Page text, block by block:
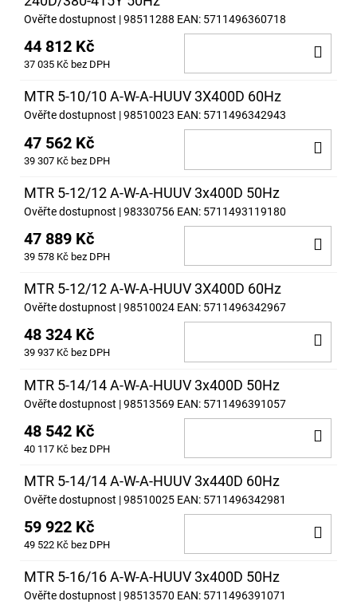
Ověřte dostupnost | 98511288 EAN: 5711496360718
44 812 Kč
37 035 Kč bez DPH
MTR 5-10/10 A-W-A-HUUV 3X400D 60Hz
Ověřte dostupnost | 98510023 EAN: 5711496342943
47 562 Kč
39 307 Kč bez DPH
MTR 5-12/12 A-W-A-HUUV 3x400D 50Hz
Ověřte dostupnost | 98330756 EAN: 5711493119180
47 889 Kč
39 578 Kč bez DPH
MTR 5-12/12 A-W-A-HUUV 3X400D 60Hz
Ověřte dostupnost | 98510024 EAN: 5711496342967
48 324 Kč
39 937 Kč bez DPH
MTR 5-14/14 A-W-A-HUUV 3x400D 50Hz
Ověřte dostupnost | 98513569 EAN: 5711496391057
48 542 Kč
40 117 Kč bez DPH
MTR 5-14/14 A-W-A-HUUV 3x440D 60Hz
Ověřte dostupnost | 98510025 EAN: 5711496342981
59 922 Kč
49 522 Kč bez DPH
MTR 5-16/16 A-W-A-HUUV 3x400D 50Hz
Ověřte dostupnost | 98513570 EAN: 5711496391071